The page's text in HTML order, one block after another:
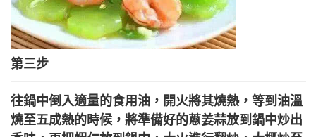
第三步
往鍋中倒入適量的食用油，開火將其燒熱，等到油溫
燒至五成熱的時候，將準備好的蔥姜蒜放到鍋中炒出